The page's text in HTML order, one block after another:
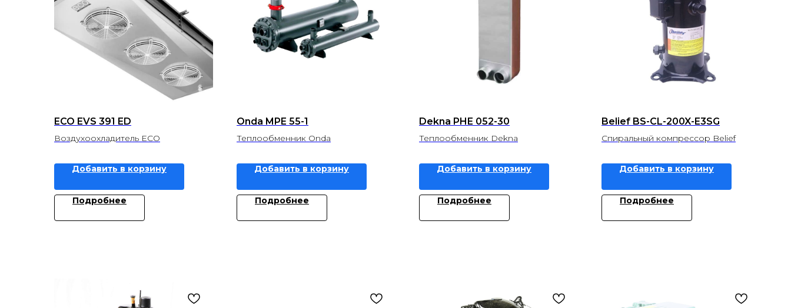
ECO EVS 391 ED
Воздухоохладитель ECO
Добавить в корзину
Подробнее
Onda MPE 55-1
Теплообменник Onda
Добавить в корзину
Подробнее
Dekna PHE 052-30
Теплообменник Dekna
Добавить в корзину
Подробнее
Belief BS-CL-200X-E3SG
Спиральный компрессор Belief
Добавить в корзину
Подробнее